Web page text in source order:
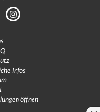
Instagram
Infos
öffnen